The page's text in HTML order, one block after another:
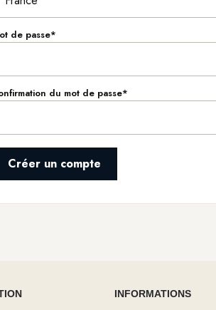
de passe*
du mot de passe*
Créer un compte
INFORMATIONS